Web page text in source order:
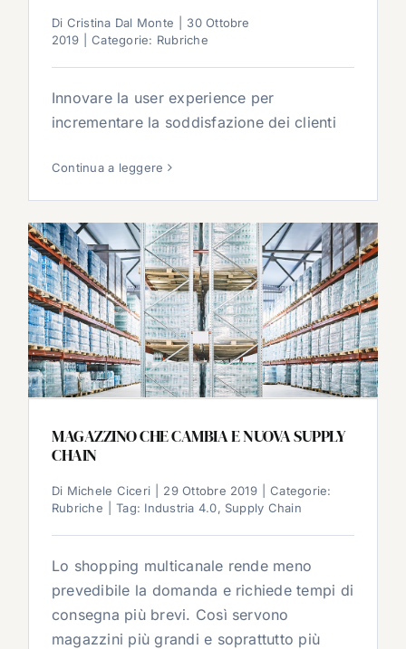
Di Cristina Dal Monte
30 Ottobre
2019
Categorie: Rubriche
Innovare la user experience per
incrementare la soddisfazione dei clienti
Continua a leggere
MAGAZZINO CHE CAMBIA E NUOVA SUPPLY
CHAIN
Di Michele Ciceri 29 Ottobre 2019
Categorie:
Rubriche
Tag: Industria 4.0, Supply Chain
Lo shopping multicanale rende meno
prevedibile la domanda e richiede tempi di
consegna più brevi. Così servono
magazzini più grandi e soprattutto più